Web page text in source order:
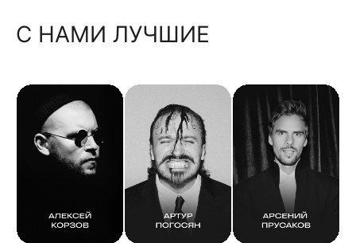
С НАМИ ЛУЧШИЕ